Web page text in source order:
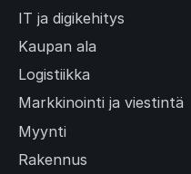
IT ja digikehitys
Kaupan ala
Logistiikka
Markkinointi ja viestintä
Myynti
Rakennus